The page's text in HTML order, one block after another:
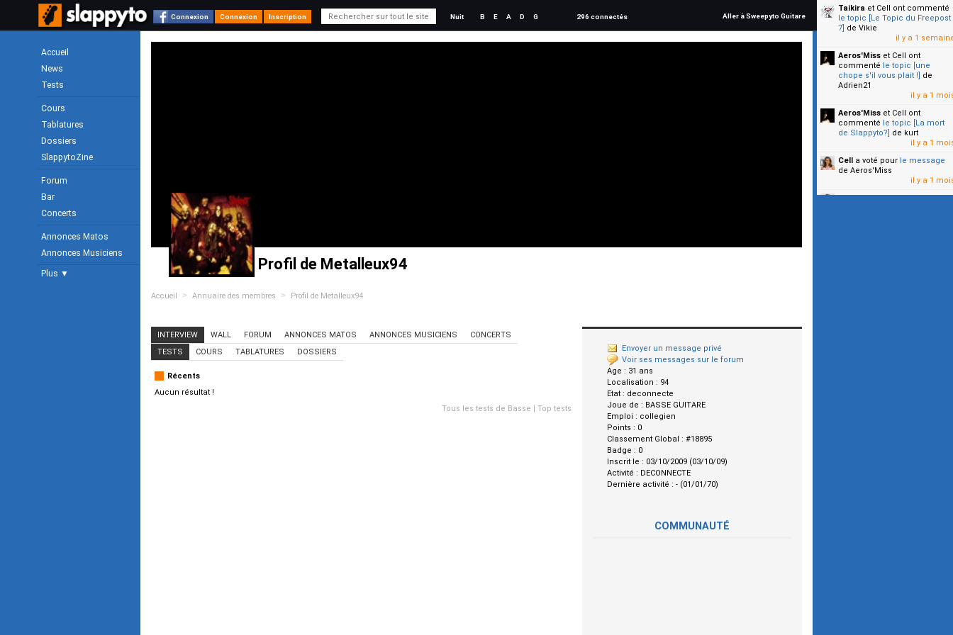
Connexion Connexion Inscription Nuit B E A D G 296 connectés Aller à Sweepyto Guitare
Accueil
News
Tests
Cours
Tablatures
Dossiers
SlappytoZine
Forum
Bar
Concerts
Annonces Matos
Annonces Musiciens
Plus ▼
Profil de Metalleux94
Accueil > Annuaire des membres > Profil de Metalleux94
Envoyer un message privé
Voir ses messages sur le forum
Age : 31 ans
Localisation : 94
Etat : deconnecte
Joue de : BASSE GUITARE
Emploi : collegien
Points : 0
Classement Global : #18895
Badge : 0
Inscrit le : 03/10/2009 (03/10/09)
Activité : DECONNECTE
Dernière activité : - (01/01/70)
COMMUNAUTÉ
INTERVIEW WALL FORUM ANNONCES MATOS ANNONCES MUSICIENS
CONCERTS
TESTS
COURS TABLATURES DOSSIERS
Récents
Aucun résultat !
Tous les tests de Basse | Top tests
Taikira et Cell ont commenté
le topic [Le Topic du Freepost
7] de Vikie
il y a 1
Aeros'Miss et Cell ont
commenté le topic [une
chope s'il vous plait !] de
Adrien21
il y a 1
Aeros'Miss et Cell ont
commenté le topic [La mort
de Slappyto?] de kurt
il y a 1
Cell a voté pour le message
de Aeros'Miss
il y a 1
Cella voté pourle message